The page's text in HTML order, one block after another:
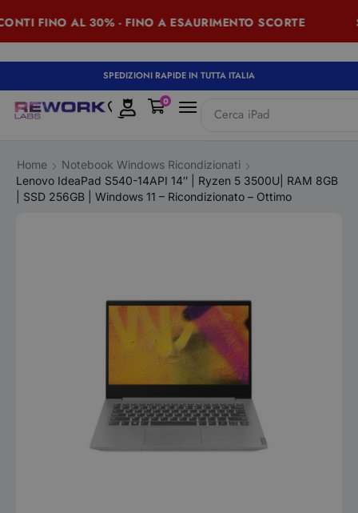
FINO AL 30% - FINO A ESAURIMENTO SCORTE
SPEDIZIONI RAPIDE IN TUTTA ITALIA
Cerca iPad
0
Home
Notebook Windows Ricondizionati
Lenovo IdeaPad S540-14API 14″ | Ryzen 5 3500U| RAM 8GB
| SSD 256GB | Windows 11 – Ricondizionato – Ottimo